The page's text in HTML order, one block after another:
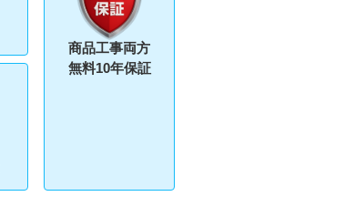
商品工事両方
無料10年保証